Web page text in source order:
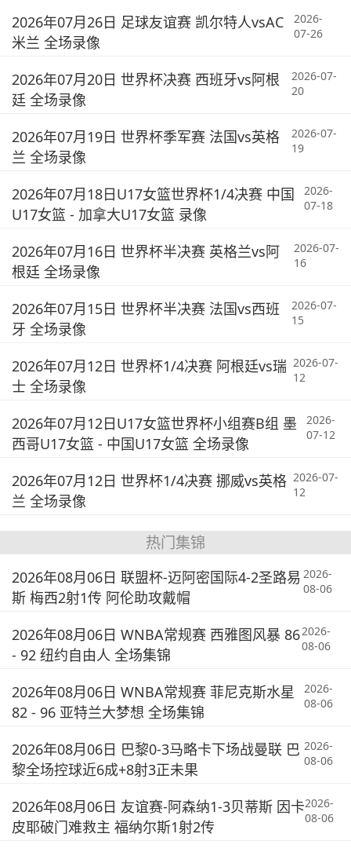
2026年07月26日 足球友谊赛 凯尔特人vsAC
米兰 全场录像
2026-
07-26
2026年07月20日 世界杯决赛 西班牙vs阿根
廷 全场录像
2026-07-
20
2026年07月19日 世界杯季军赛 法国vs英格
兰 全场录像
2026-07-
19
2026年07月18日U17女篮世界杯1/4决赛 中国
U17女篮 - 加拿大U17女篮 录像
2026-
07-18
2026年07月16日 世界杯半决赛 英格兰vs阿
根廷 全场录像
2026-07-
16
2026年07月15日 世界杯半决赛 法国vs西班
牙 全场录像
2026-07-
15
2026年07月12日 世界杯1/4决赛 阿根廷vs瑞
士 全场录像
2026-07-
12
2026年07月12日U17女篮世界杯小组赛B组 墨
西哥U17女篮 - 中国U17女篮 全场录像
2026-
07-12
2026年07月12日 世界杯1/4决赛 挪威vs英格
兰 全场录像
2026-07-
12
热门集锦
2026年08月06日 联盟杯-迈阿密国际4-2圣路易
斯 梅西2射1传 阿伦助攻戴帽
2026-
08-06
2026年08月06日 WNBA常规赛 西雅图风暴 86
- 92 纽约自由人 全场集锦
2026-
08-06
2026年08月06日 WNBA常规赛 菲尼克斯水星
82 - 96 亚特兰大梦想 全场集锦
2026-
08-06
2026年08月06日 巴黎0-3马略卡下场战曼联 巴
黎全场控球近6成+8射3正未果
2026-
08-06
2026年08月06日 友谊赛-阿森纳1-3贝蒂斯 因卡
皮耶破门难救主 福纳尔斯1射2传
2026-
08-06